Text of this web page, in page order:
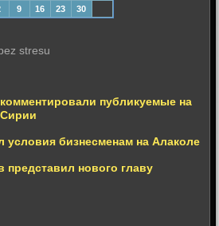
9 16 23 30
stresu
публикуемые на
условия бизнесменам на Алаколе
представил нового главу